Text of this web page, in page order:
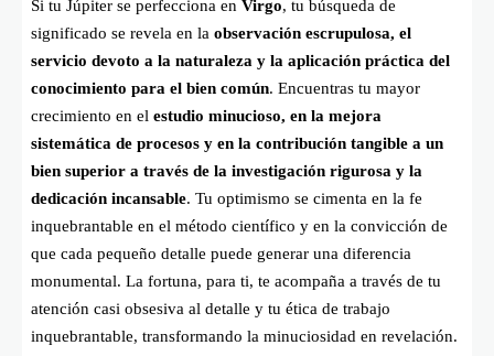
Si tu Júpiter se perfecciona en Virgo, tu búsqueda de
significado se revela en la observación escrupulosa, el
servicio devoto a la naturaleza y la aplicación práctica del
conocimiento para el bien común. Encuentras tu mayor
crecimiento en el estudio minucioso, en la mejora
sistemática de procesos y en la contribución tangible a un
bien superior a través de la investigación rigurosa y la
dedicación incansable. Tu optimismo se cimenta en la fe
inquebrantable en el método científico y en la convicción de
que cada pequeño detalle puede generar una diferencia
monumental. La fortuna, para ti, te acompaña a través de tu
atención casi obsesiva al detalle y tu ética de trabajo
inquebrantable, transformando la minuciosidad en revelación.